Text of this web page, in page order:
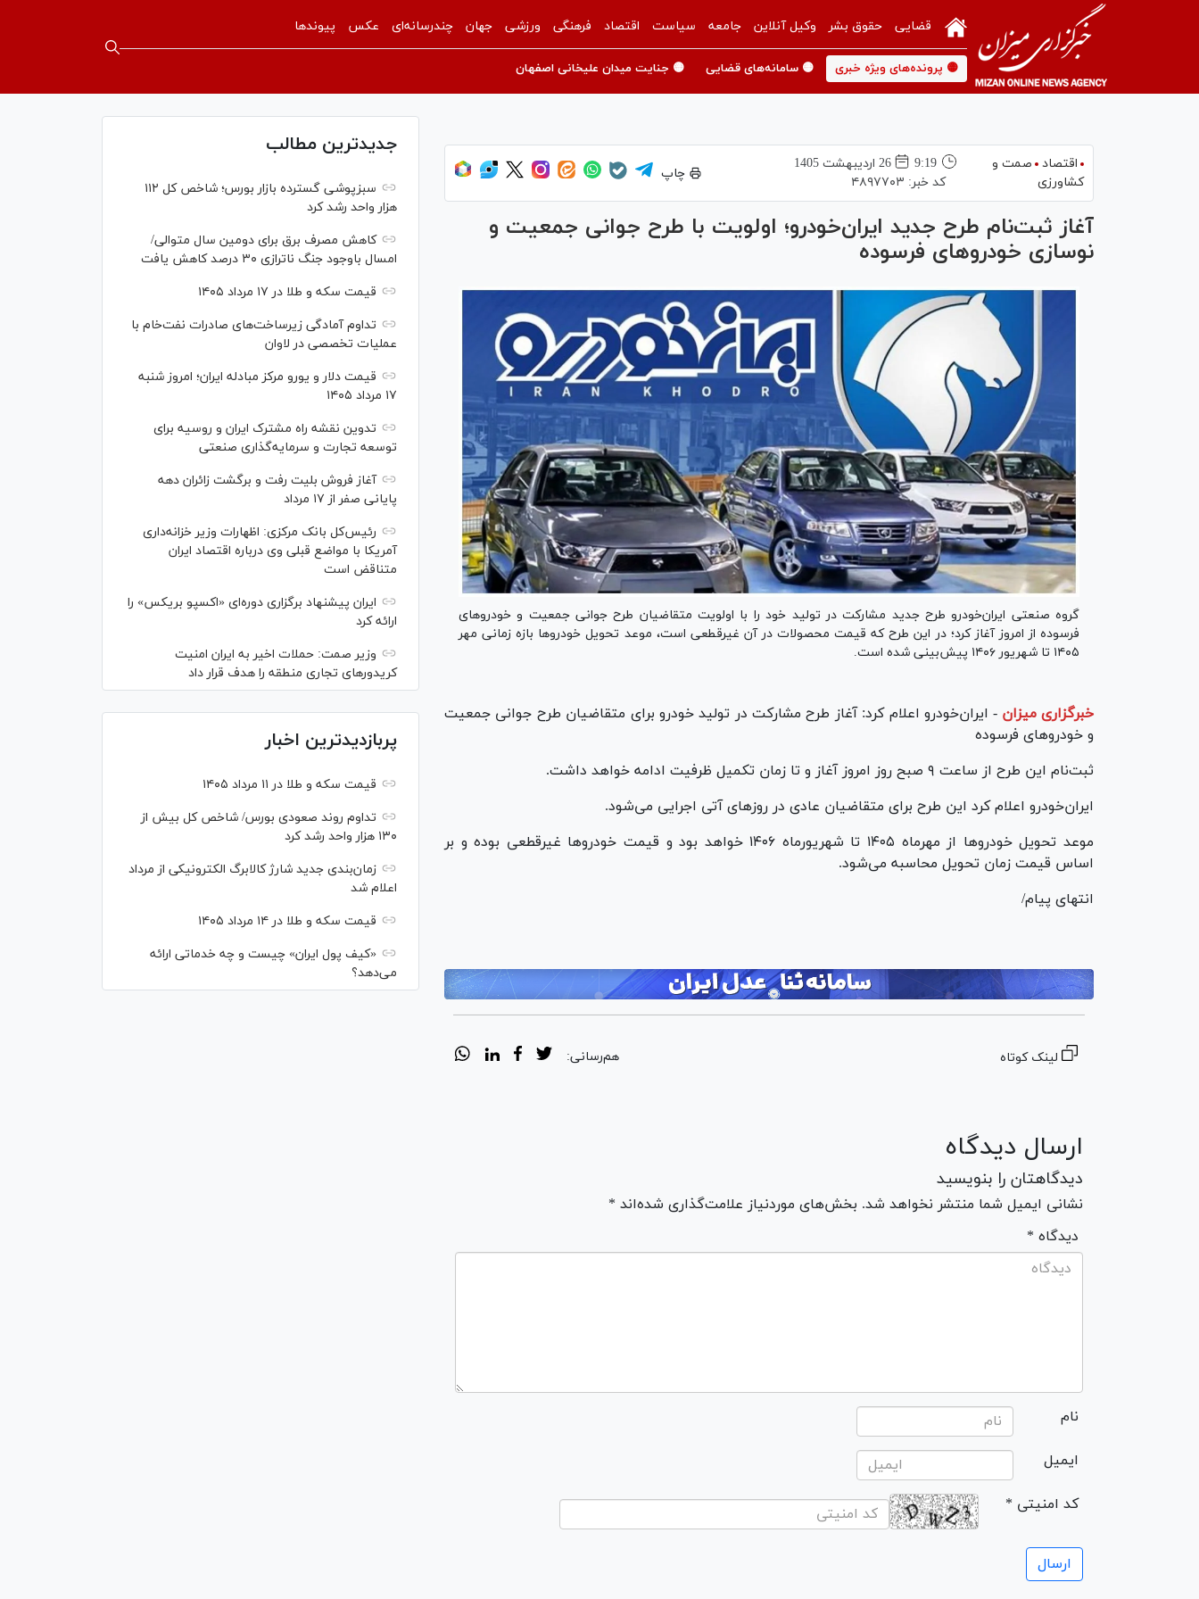
قضایی حقوق بشر وکیل آنلاین جامعه سیاست اقتصاد فرهنگی ورزشی جهان چندرسانه‌ای عکس پیوندها
🟡 پرونده‌های ویژه خبری 🟡 سامانه‌های قضایی 🟡 جنایت میدان علیخانی اصفهان
اقتصاد
صمت و
کشاورزی
9:19
26 ارديبهشت 1405
کد خبر: ۴۸۹۷۷۰۳
چاپ
آغاز ثبت‌نام طرح جدید ایران‌خودرو؛ اولویت با طرح جوانی جمعیت و
نوسازی خودروهای فرسوده
گروه صنعتی ایران‌خودرو طرح جدید مشارکت در تولید خود را با اولویت متقاضیان طرح جوانی جمعیت و خودروهای
فرسوده از امروز آغاز کرد؛ در این طرح که قیمت محصولات در آن غیرقطعی است، موعد تحویل خودروها بازه زمانی مهر
۱۴۰۵ تا شهریور ۱۴۰۶ پیش‌بینی شده است.
خبرگزاری میزان - ایران‌خودرو اعلام کرد: آغاز طرح مشارکت در تولید خودرو برای متقاضیان طرح جوانی جمعیت
و خودرو‌های فرسوده
ثبت‌نام این طرح از ساعت ۹ صبح روز امروز آغاز و تا زمان تکمیل ظرفیت ادامه خواهد داشت.
ایران‌خودرو اعلام کرد این طرح برای متقاضیان عادی در روز‌های آتی اجرایی می‌شود.
موعد تحویل خودرو‌ها از مهرماه ۱۴۰۵ تا شهریورماه ۱۴۰۶ خواهد بود و قیمت خودرو‌ها غیرقطعی بوده و بر
اساس قیمت زمان تحویل محاسبه می‌شود.
انتهای پیام/
لینک کوتاه هم‌رسانی:
ارسال دیدگاه
دیدگاهتان را بنویسید
نشانی ایمیل شما منتشر نخواهد شد. بخش‌های موردنیاز علامت‌گذاری شده‌اند *
* دیدگاه
نام
ایمیل
* کد امنیتی
جدیدترین مطالب
سبزپوشی گسترده بازار بورس؛ شاخص کل ۱۱۲
هزار واحد رشد کرد
کاهش مصرف برق برای دومین سال متوالی/
امسال باوجود جنگ ناترازی ۳۰ درصد کاهش یافت
قیمت سکه و طلا در ۱۷ مرداد ۱۴۰۵
تداوم آمادگی زیرساخت‌های صادرات نفت‌خام با
عملیات تخصصی در لاوان
قیمت دلار و یورو مرکز مبادله ایران؛ امروز شنبه
۱۷ مرداد ۱۴۰۵
تدوین نقشه راه مشترک ایران و روسیه برای
توسعه تجارت و سرمایه‌گذاری صنعتی
آغاز فروش بلیت رفت و برگشت زائران دهه
پایانی صفر از ۱۷ مرداد
رئیس‌کل بانک مرکزی: اظهارات وزیر خزانه‌داری
آمریکا با مواضع قبلی وی درباره اقتصاد ایران
متناقض است
ایران پیشنهاد برگزاری دوره‌ای «اکسپو بریکس» را
ارائه کرد
وزیر صمت: حملات اخیر به ایران امنیت
کریدورهای تجاری منطقه را هدف قرار داد
پربازدیدترین اخبار
قیمت سکه و طلا در ۱۱ مرداد ۱۴۰۵
تداوم روند صعودی بورس/ شاخص کل بیش از
۱۳۰ هزار واحد رشد کرد
زمان‌بندی جدید شارژ کالابرگ الکترونیکی از مرداد
اعلام شد
قیمت سکه و طلا در ۱۴ مرداد ۱۴۰۵
«کیف پول ایران» چیست و چه خدماتی ارائه
می‌دهد؟